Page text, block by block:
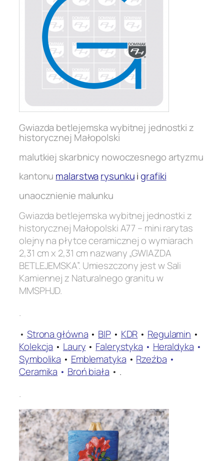
Gwiazda betlejemska wybitnej jednostki z
historycznej Małopolski
malutkiej skarbnicy nowoczesnego artyzmu
kantonu malarstwarysunkuigrafiki
unaocznienie malunku
Gwiazda betlejemska wybitnej jednostki z
historycznej Małopolski A77 – mini rarytas
olejny na płytce ceramicznej o wymiarach
2,31 cm x 2,31 cm nazwany „GWIAZDA
BETLEJEMSKA”. Umieszczony jest w Sali
Kamiennej z Naturalnego granitu w
MMSPHJD.
.
• Strona główna • BIP• KDR • Regulamin •
Kolekcja • Laury • Falerystyka • Heraldyka •
Symbolika • Emblematyka • Rzeźba •
Ceramika • Broń biała • .
.